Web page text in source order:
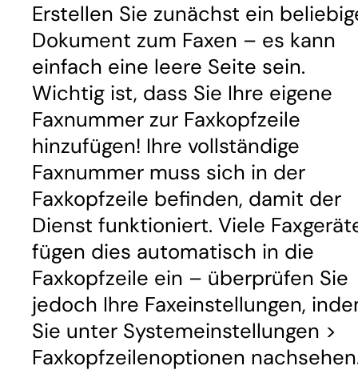
Erstellen Sie zunächst ein
Dokument zum Faxen – es kann
einfach eine leere Seite sein.
Wichtig ist, dass Sie Ihre eigene
Faxnummer zur Faxkopfzeile
hinzufügen! Ihre vollständige
Faxnummer muss sich in der
Faxkopfzeile befinden, damit der
Dienst funktioniert. Viele
fügen dies automatisch in die
Faxkopfzeile ein – überprüfen Sie
jedoch Ihre Faxeinstellungen,
Sie unter Systemeinstellungen >
Faxkopfzeilenoptionen